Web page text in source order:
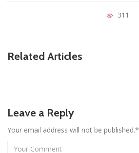
311
Related Articles
Leave a Reply
Your email address will not be published.*